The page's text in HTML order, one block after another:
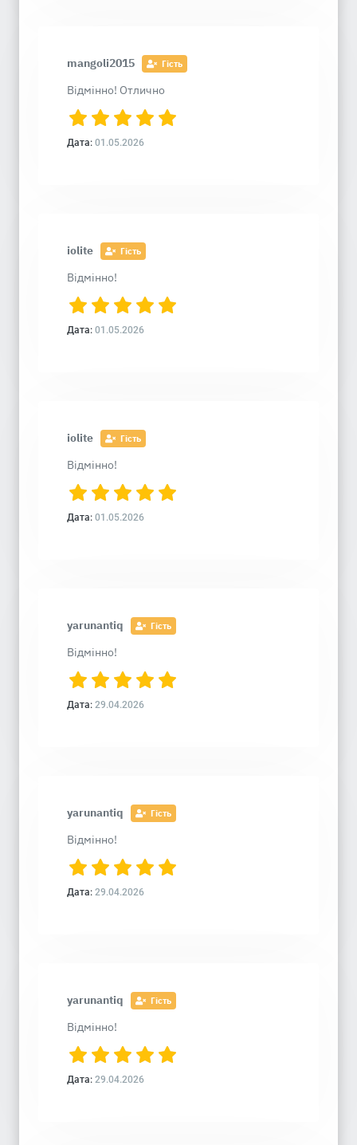
mangoli2015 Гість
Відмінно! Отлично
Дата: 01.05.2026
iolite Гість
Відмінно!
Дата: 01.05.2026
iolite Гість
Відмінно!
Дата: 01.05.2026
yarunantiq Гість
Відмінно!
Дата: 29.04.2026
yarunantiq Гість
Відмінно!
Дата: 29.04.2026
yarunantiq Гість
Відмінно!
Дата: 29.04.2026